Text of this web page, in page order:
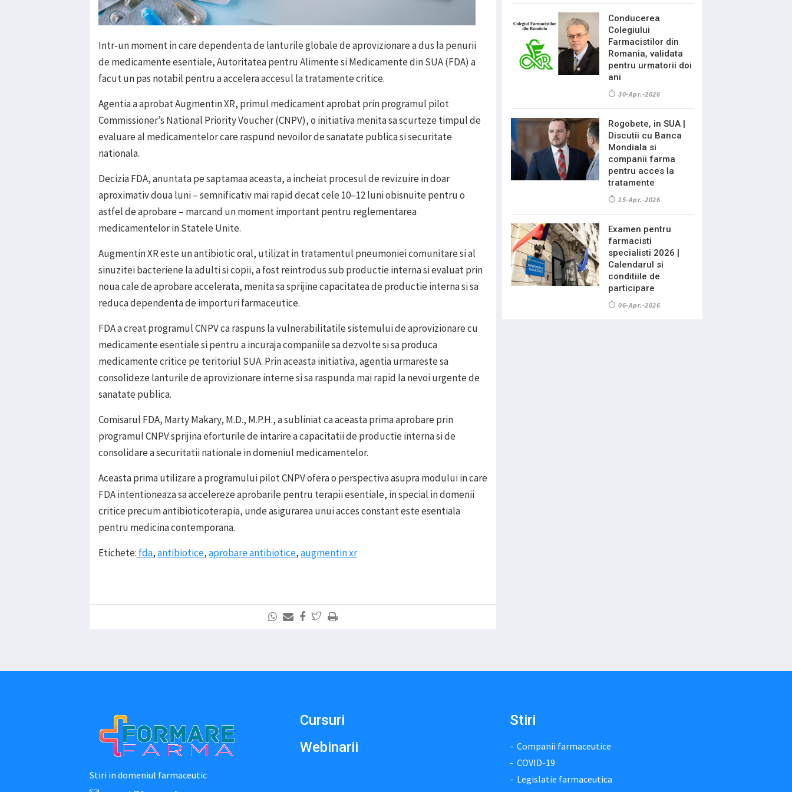
Intr-un moment in care dependenta de lanturile globale de aprovizionare a dus la penurii
de medicamente esentiale, Autoritatea pentru Alimente si Medicamente din SUA (FDA) a
facut un pas notabil pentru a accelera accesul la tratamente critice.
Agentia a aprobat Augmentin XR, primul medicament aprobat prin programul pilot
Commissioner’s National Priority Voucher (CNPV), o initiativa menita sa scurteze timpul de
evaluare al medicamentelor care raspund nevoilor de sanatate publica si securitate
nationala.
Decizia FDA, anuntata pe saptamaa aceasta, a incheiat procesul de revizuire in doar
aproximativ doua luni – semnificativ mai rapid decat cele 10–12 luni obisnuite pentru o
astfel de aprobare – marcand un moment important pentru reglementarea
medicamentelor in Statele Unite.
Augmentin XR este un antibiotic oral, utilizat in tratamentul pneumoniei comunitare si al
sinuzitei bacteriene la adulti si copii, a fost reintrodus sub productie interna si evaluat prin
noua cale de aprobare accelerata, menita sa sprijine capacitatea de productie interna si sa
reduca dependenta de importuri farmaceutice.
FDA a creat programul CNPV ca raspuns la vulnerabilitatile sistemului de aprovizionare cu
medicamente esentiale si pentru a incuraja companiile sa dezvolte si sa produca
medicamente critice pe teritoriul SUA. Prin aceasta initiativa, agentia urmareste sa
consolideze lanturile de aprovizionare interne si sa raspunda mai rapid la nevoi urgente de
sanatate publica.
Comisarul FDA, Marty Makary, M.D., M.P.H., a subliniat ca aceasta prima aprobare prin
programul CNPV sprijina eforturile de intarire a capacitatii de productie interna si de
consolidare a securitatii nationale in domeniul medicamentelor.
Aceasta prima utilizare a programului pilot CNPV ofera o perspectiva asupra modului in care
FDA intentioneaza sa accelereze aprobarile pentru terapii esentiale, in special in domenii
critice precum antibioticoterapia, unde asigurarea unui acces constant este esentiala
pentru medicina contemporana.
Etichete: fda,antibiotice,aprobare antibiotice,augmentin xr
Conducerea
Colegiului
Farmacistilor din
Romania, validata
pentru urmatorii doi
ani
30-Apr.-2026
Rogobete, in SUA |
Discutii cu Banca
Mondiala si
companii farma
pentru acces la
tratamente
15-Apr.-2026
Examen pentru
farmacisti
specialisti 2026 |
Calendarul si
conditiile de
participare
06-Apr.-2026
Stiri in domeniul farmaceutic
Cursuri
Webinarii
Stiri
Companii farmaceutice
COVID-19
Legislatie farmaceutica